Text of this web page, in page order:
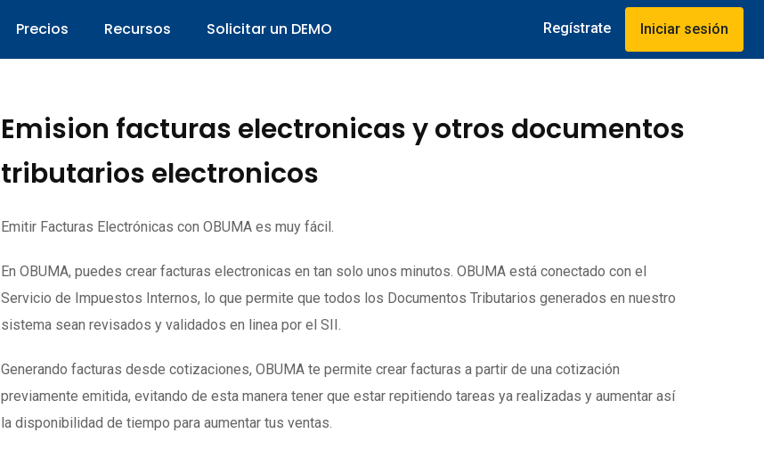
Precios Recursos Solicitar un DEMO Regístrate Iniciar sesión
Emision facturas electronicas y otros documentos
tributarios electronicos
Emitir Facturas Electrónicas con OBUMA es muy fácil.
En OBUMA, puedes crear facturas electronicas en tan solo unos minutos. OBUMA está conectado con el
Servicio de Impuestos Internos, lo que permite que todos los Documentos Tributarios generados en nuestro
sistema sean revisados y validados en linea por el SII.
Generando facturas desde cotizaciones, OBUMA te permite crear facturas a partir de una cotización
previamente emitida, evitando de esta manera tener que estar repitiendo tareas ya realizadas y aumentar así
la disponibilidad de tiempo para aumentar tus ventas.